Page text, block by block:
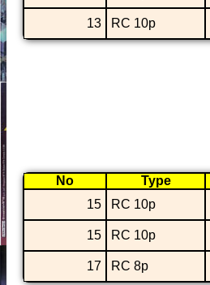
13 RC 10p
No Type
15
RC 10p
15 RC 10p
17 RC 8p